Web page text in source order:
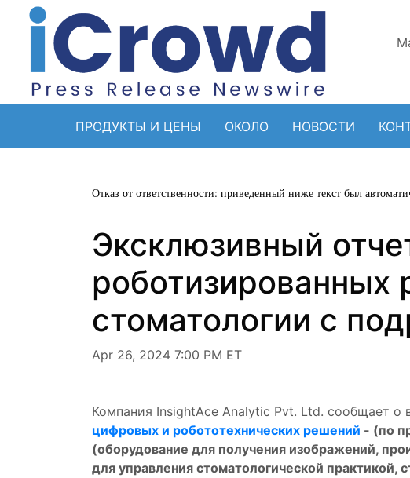
ПРОДУКТЫ И ЦЕНЫ ОКОЛО НОВОСТИ
Отказ от ответственности: приведенный ниже текст был
Эксклюзивный
роботизированных
стоматологии с
Apr 26, 2024 7:00 PM ET
Компания InsightAce Analytic Pvt. Ltd. сообщает о
цифровых и робототехнических решений - (по
(оборудование для получения изображений,
для управления стоматологической